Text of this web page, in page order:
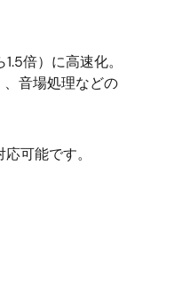
倍）に高速化。
音場処理などの
可能です。